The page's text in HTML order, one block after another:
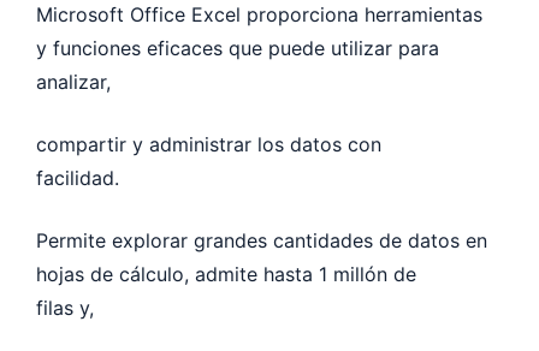
Microsoft Office Excel proporciona herramientas
y funciones eficaces que puede utilizar para
analizar,
compartir y administrar los datos con
facilidad.
Permite explorar grandes cantidades de datos en
hojas de cálculo, admite hasta 1 millón de
filas y,